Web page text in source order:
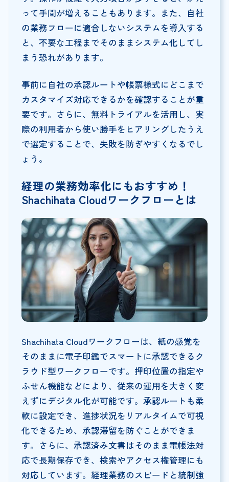
って手間が増えることもあります。また、自社
の業務フローに適合しないシステムを導入する
と、不要な工程までそのままシステム化してし
まう恐れがあります。
事前に自社の承認ルートや帳票様式にどこまで
カスタマイズ対応できるかを確認することが重
要です。さらに、無料トライアルを活用し、実
際の利用者から使い勝手をヒアリングしたうえ
で選定することで、失敗を防ぎやすくなるでし
ょう。
経理の業務効率化にもおすすめ！
Shachihata Cloudワークフローとは
Shachihata Cloudワークフローは、紙の感覚を
そのままに電子印鑑でスマートに承認できるク
ラウド型ワークフローです。押印位置の指定や
ふせん機能などにより、従来の運用を大きく変
えずにデジタル化が可能です。承認ルートも柔
軟に設定でき、進捗状況をリアルタイムで可視
化できるため、承認滞留を防ぐことができま
す。さらに、承認済み文書はそのまま電帳法対
応で長期保存でき、検索やアクセス権管理にも
対応しています。経理業務のスピードと統制強